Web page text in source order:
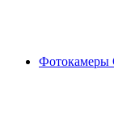
Фотокамеры